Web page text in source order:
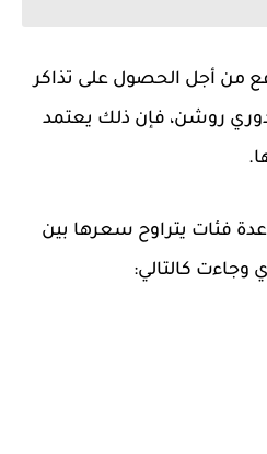
من أجل الحصول على تذاكر
دوري روشن، فإن ذلك يعتمد
عدة فئات يتراوح سعرها بين